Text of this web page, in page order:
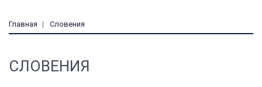
Главная Словения
СЛОВЕНИЯ